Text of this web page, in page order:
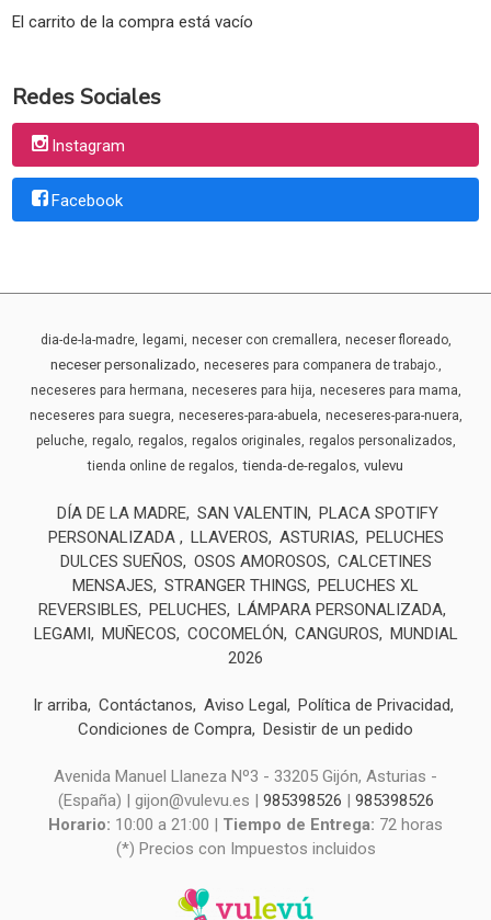
El carrito de la compra está vacío
Redes Sociales
Instagram
Facebook
dia-de-la-madre legami neceser con cremallera neceser floreado
neceser personalizado neceseres para companera de trabajo.
neceseres para hermana neceseres para hija neceseres para mama
neceseres para suegra neceseres-para-abuela neceseres-para-nuera
peluche regalo regalos regalos originales regalos personalizados
tienda online de regalos tienda-de-regalos vulevu
DÍA DE LA MADRE SAN VALENTIN
PLACA SPOTIFY
PERSONALIZADA
LLAVEROS ASTURIAS
PELUCHES
DULCES SUEÑOS
OSOS AMOROSOS
CALCETINES
MENSAJES
STRANGER THINGS
PELUCHES XL
REVERSIBLES
PELUCHES
LÁMPARA PERSONALIZADA
LEGAMI
MUÑECOS COCOMELÓN CANGUROS
MUNDIAL
2026
Ir arriba Contáctanos Aviso Legal
Política de Privacidad
Condiciones de Compra Desistir de un pedido
Avenida Manuel Llaneza Nº3 - 33205 Gijón, Asturias -
(España) | gijon@vulevu.es | 985398526 | 985398526
Horario: 10:00 a 21:00 | Tiempo de Entrega: 72 horas
(*) Precios con Impuestos incluidos